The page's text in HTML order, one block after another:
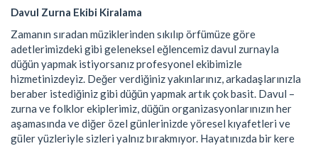
Davul Zurna Ekibi Kiralama
Zamanın sıradan müziklerinden sıkılıp örfümüze göre
adetlerimizdeki gibi geleneksel eğlencemiz davul zurnayla
düğün yapmak istiyorsanız profesyonel ekibimizle
hizmetinizdeyiz. Değer verdiğiniz yakınlarınız, arkadaşlarınızla
beraber istediğiniz gibi düğün yapmak artık çok basit. Davul –
zurna ve folklor ekiplerimiz, düğün organizasyonlarınızın her
aşamasında ve diğer özel günlerinizde yöresel kıyafetleri ve
güler yüzleriyle sizleri yalnız bırakmıyor. Hayatınızda bir kere